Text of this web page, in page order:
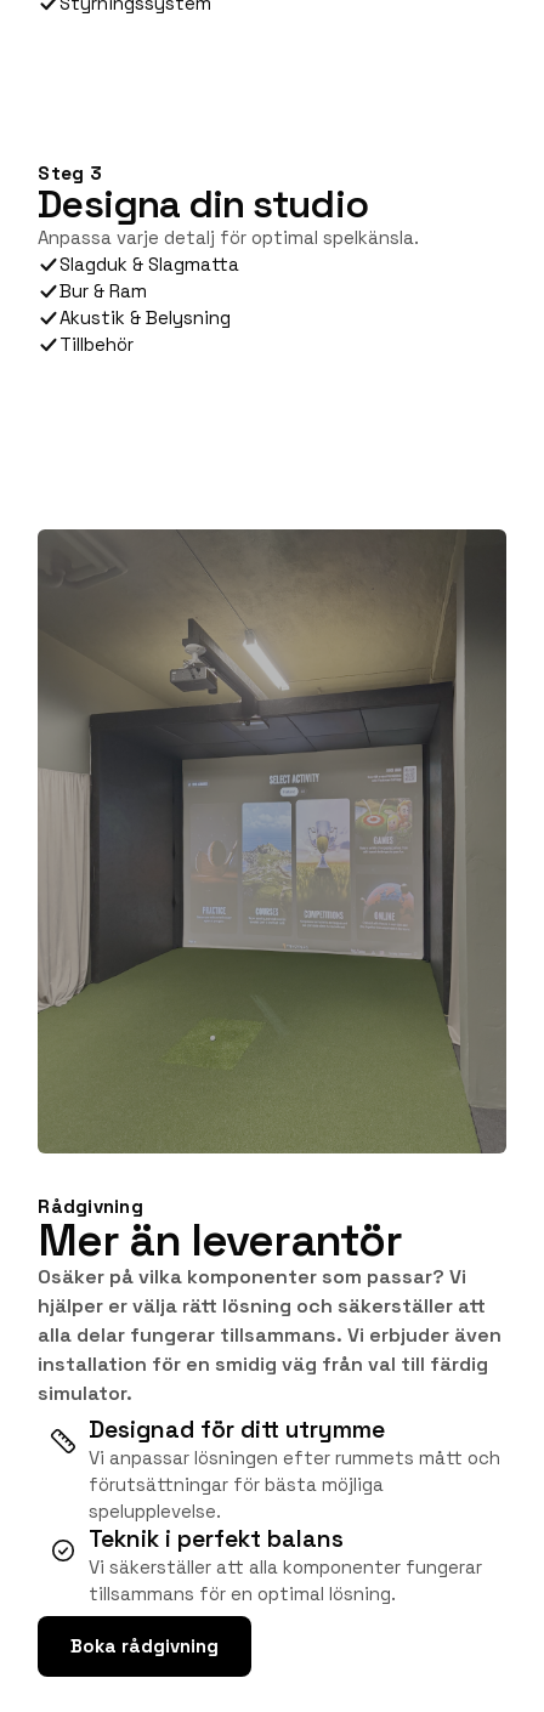
Steg 3
Designa din studio
Anpassa varje detalj för optimal spelkänsla.
Slagduk & Slagmatta
Bur & Ram
Akustik & Belysning
Tillbehör
Rådgivning
Mer än leverantör
Osäker på vilka komponenter som passar? Vi
hjälper er välja rätt lösning och säkerställer att
alla delar fungerar tillsammans. Vi erbjuder även
installation för en smidig väg från val till färdig
simulator.
Designad för ditt utrymme
Vi anpassar lösningen efter rummets mått och
förutsättningar för bästa möjliga
spelupplevelse.
Teknik i perfekt balans
Vi säkerställer att alla komponenter fungerar
tillsammans för en optimal lösning.
Boka rådgivning